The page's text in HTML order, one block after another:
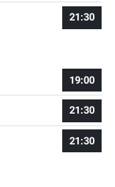
21:30
19:00
21:30
21:30